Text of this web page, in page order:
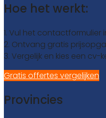
Hoe het werkt:
1. Vul het contactformulier
2. Ontvang gratis
3. Vergelijk en kies een cv-
Gratis offertes vergelijken
Provincies